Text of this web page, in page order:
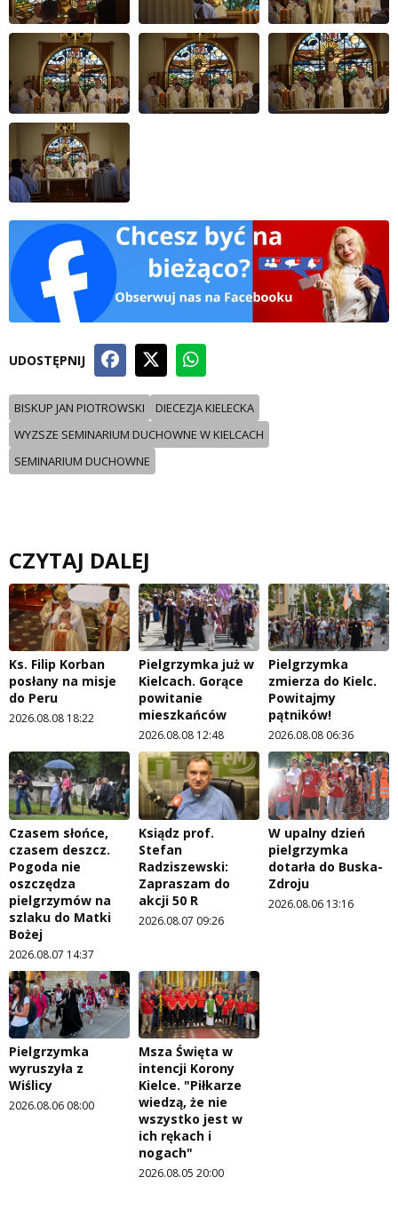
UDOSTĘPNIJ
BISKUP JAN PIOTROWSKI
DIECEZJA KIELECKA
WYZSZE SEMINARIUM DUCHOWNE W KIELCACH
SEMINARIUM DUCHOWNE
CZYTAJ DALEJ
Ks. Filip Korban
posłany na misje
do Peru
2026.08.08 18:22
Pielgrzymka już w
Kielcach. Gorące
powitanie
mieszkańców
2026.08.08 12:48
Pielgrzymka
zmierza do Kielc.
Powitajmy
pątników!
2026.08.08 06:36
Czasem słońce,
czasem deszcz.
Pogoda nie
oszczędza
pielgrzymów na
szlaku do Matki
Bożej
2026.08.07 14:37
Ksiądz prof.
Stefan
Radziszewski:
Zapraszam do
akcji 50 R
2026.08.07 09:26
W upalny dzień
pielgrzymka
dotarła do Buska-
Zdroju
2026.08.06 13:16
Pielgrzymka
wyruszyła z
Wiślicy
2026.08.06 08:00
Msza Święta w
intencji Korony
Kielce. "Piłkarze
wiedzą, że nie
wszystko jest w
ich rękach i
nogach"
2026.08.05 20:00